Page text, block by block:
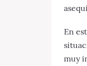
En
muy